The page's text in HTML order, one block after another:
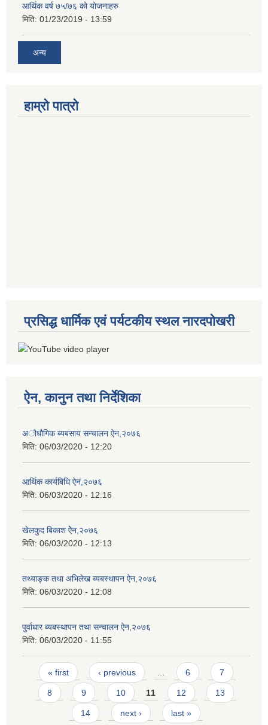
आर्थिक वर्ष ७५/७६ को योजनाहरु
मिति: 01/23/2019 - 13:59
अन्य
हाम्रो पात्रो
प्रसिद्ध धार्मिक एवं पर्यटकीय स्थल नारदपोखरी
ऐन, कानुन तथा निर्देशिका
अौधौगिक ब्यबसाय सन्चालन ऐन,२०७६
मिति: 06/03/2020 - 12:20
आर्थिक कार्यबिधि ऐन,२०७६
मिति: 06/03/2020 - 12:16
खेलकुद बिकाश ऐेन,२०७६
मिति: 06/03/2020 - 12:13
तथ्याङ्क तथा अभिलेख ब्यबस्थापन ऐन,२०७६
मिति: 06/03/2020 - 12:08
पुर्वाधार ब्यबस्थापन तथा सन्चालन ऐन,२०७६
मिति: 06/03/2020 - 11:55
Pages
« first ‹ previous 6 7
8 9 10 11 12 13
14 next › last »